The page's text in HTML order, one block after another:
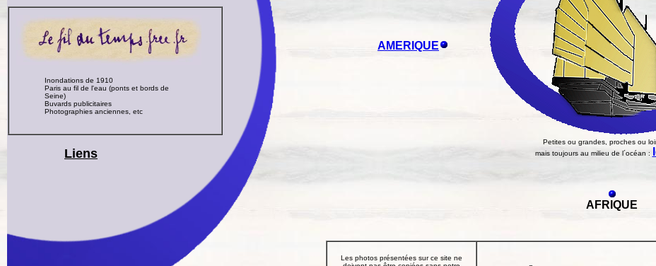
Inondations de 1910
Paris au fil de l'eau (ponts et bords de
Seine)
Buvards publicitaires
Photographies anciennes, etc
Liens
AMERIQUE
Petites ou grandes, proches ou
mais toujours au milieu de l´océan :
AFRIQUE
Les photos présentées sur ce site ne